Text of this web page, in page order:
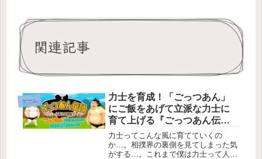
関連記事
ゲーム
力士を育成！「ごっつあん」
にご飯をあげて立派な力士に
育て上げる『ごっつあん伝
説』がシュールすぎる
力士ってこんな風に育てていくの
か…。相撲界の裏側を見てしまった気
がする…。これまで僕は力士って人が